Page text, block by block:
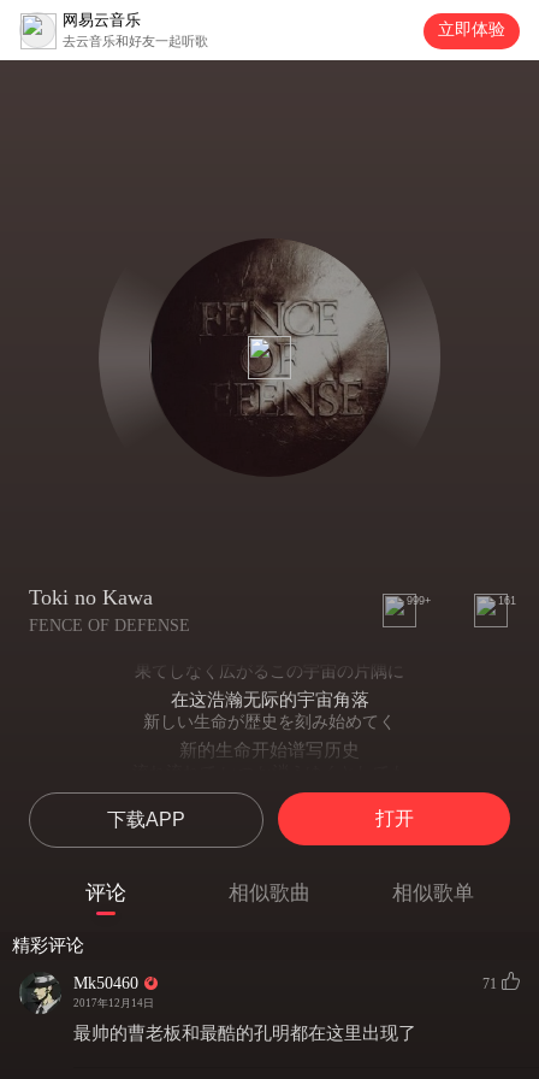
网易云音乐
去云音乐和好友一起听歌
立即体验
Toki no Kawa
FENCE OF DEFENSE
999+ 161
果てしなく広がるこの宇宙の片隅に
在这浩瀚无际的宇宙角落
新しい生命が歴史を刻み始めてく
新的生命开始谱写历史
即使终有一天会消逝不见
永遠に止まらない
也永不止步
时间的长河仍会继续
引き裂かれてく この世界
下载APP 打开
评论 相似歌曲 相似歌单
精彩评论
Mk50460
2017年12月14日
71
最帅的曹老板和最酷的孔明都在这里出现了